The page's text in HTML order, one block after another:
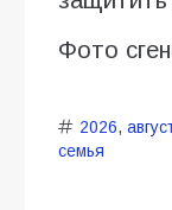
Фото
2026,
семья